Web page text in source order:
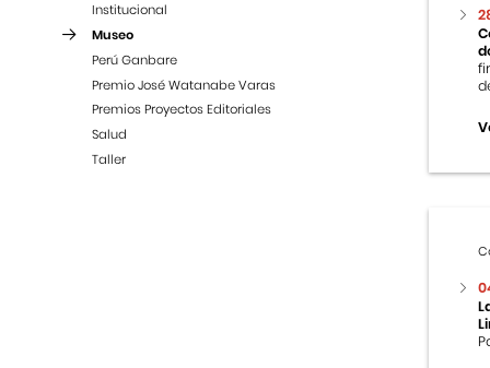
Institucional
Museo
Perú Ganbare
Premio José Watanabe Varas
Premios Proyectos Editoriales
Salud
Taller